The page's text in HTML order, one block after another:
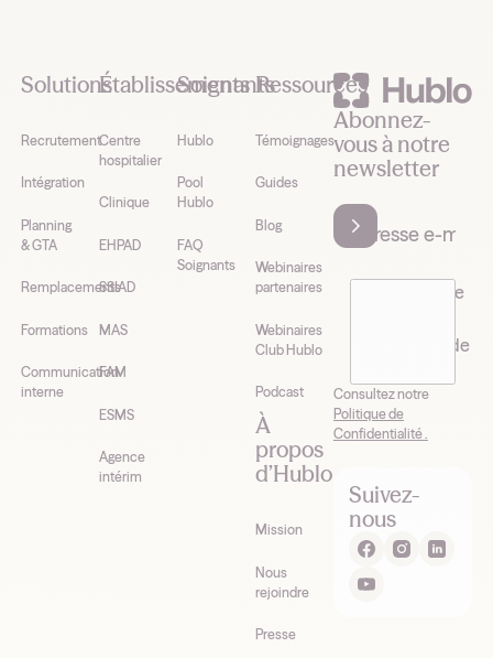
Solutions
Recrutement
Intégration
Planning
& GTA
Remplacements
Formations
Communication
interne
Établissements
Centre
hospitalier
Clinique
EHPAD
SSIAD
MAS
FAM
ESMS
Agence
intérim
Soignants
Hublo
Pool
Hublo
FAQ
Soignants
Ressources
Témoignages
Guides
Blog
Webinaires
partenaires
Webinaires
Club Hublo
Podcast
À
propos
d’Hublo
Mission
Nous
rejoindre
Presse
Abonnez-
vous à notre
newsletter
J’accepte de
newsletter de
Consultez notre
Politique de
Confidentialité .
Suivez-
nous